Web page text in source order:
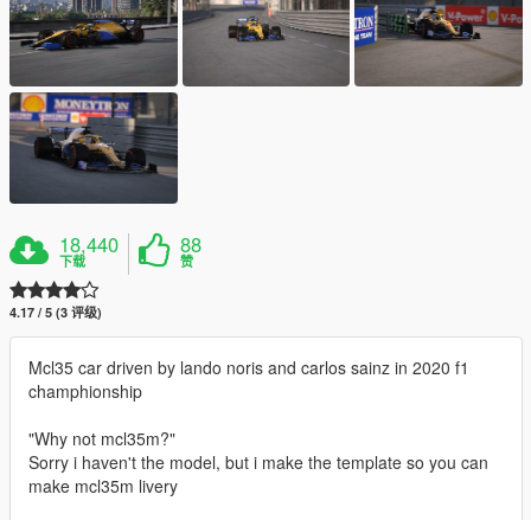
18,440
下载
88
赞
4.17 / 5 (3 评级)
Mcl35 car driven by lando noris and carlos sainz in 2020 f1
champhionship
"Why not mcl35m?"
Sorry i haven't the model, but i make the template so you can
make mcl35m livery